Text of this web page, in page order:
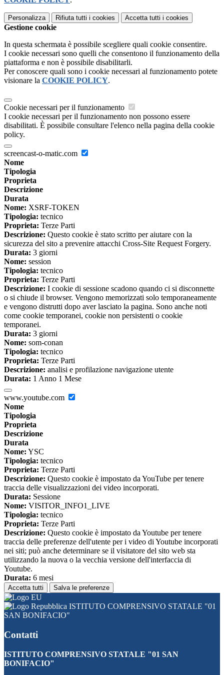
Personalizza Rifiuta tutti i cookies Accetta tutti i cookies
Gestione cookie
In questa schermata è possibile scegliere quali cookie consentire.
I cookie necessari sono quelli che consentono il funzionamento della
piattaforma e non è possibile disabilitarli.
Per conoscere quali sono i cookie necessari al funzionamento potete
visionare la COOKIE POLICY.
Cookie necessari per il funzionamento
I cookie necessari per il funzionamento non possono essere
disabilitati. È possibile consultare l'elenco nella pagina della cookie
policy.
screencast-o-matic.com
Nome
Tipologia
Proprieta
Descrizione
Durata
Nome: XSRF-TOKEN
Tipologia: tecnico
Proprieta: Terze Parti
Descrizione: Questo cookie è stato scritto per aiutare con la
sicurezza del sito a prevenire attacchi Cross-Site Request Forgery.
Durata: 3 giorni
Nome: session
Tipologia: tecnico
Proprieta: Terze Parti
Descrizione: I cookie di sessione scadono quando ci si disconnette
o si chiude il browser. Vengono memorizzati solo temporaneamente
e vengono distrutti dopo aver lasciato la pagina. Sono anche noti
come cookie temporanei, cookie non persistenti o cookie
temporanei.
Durata: 3 giorni
Nome: som-conan
Tipologia: tecnico
Proprieta: Terze Parti
Descrizione: analisi e profilazione navigazione utente
Durata: 1 Anno 1 Mese
www.youtube.com
Nome
Tipologia
Proprieta
Descrizione
Durata
Nome: YSC
Tipologia: tecnico
Proprieta: Terze Parti
Descrizione: Questo cookie è impostato da YouTube per tenere
traccia delle visualizzazioni dei video incorporati.
Durata: Sessione
Nome: VISITOR_INFO1_LIVE
Tipologia: tecnico
Proprieta: Terze Parti
Descrizione: Questo cookie è impostato da Youtube per tenere
traccia delle preferenze dell'utente per i video di Youtube incorporati
nei siti; può anche determinare se il visitatore del sito web sta
utilizzando la nuova o la vecchia versione dell'interfaccia di
Youtube.
Durata: 6 mesi
Accetta tutti Salva le preferenze
ISTITUTO COMPRENSIVO STATALE "01
SAN BONIFACIO"
Contatti
ISTITUTO COMPRENSIVO STATALE "01 SAN
BONIFACIO"